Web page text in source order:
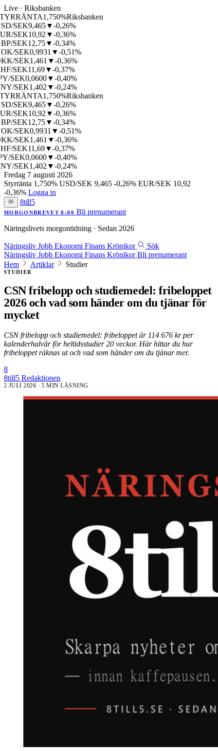
Live · Riksbanken
1,750%Riksbanken
SEK9,465▼-0,26%
SEK10,92▼-0,36%
SEK12,75▼-0,34%
SEK0,9931▼-0,51%
SEK1,461▼-0,36%
SEK11,69▼-0,37%
SEK0,0600▼-0,40%
SEK1,402▼-0,24%
1,750%Riksbanken
SEK9,465▼-0,26%
SEK10,92▼-0,36%
SEK12,75▼-0,34%
SEK0,9931▼-0,51%
SEK1,461▼-0,36%
SEK11,69▼-0,37%
SEK0,0600▼-0,40%
SEK1,402▼-0,24%
Fredag 7 augusti 2026
Styrränta 1,750% USD/SEK 9,465 -0,26% EUR/SEK 10,92
-0,36% Logga in
8till5
MORGONBREVET 8:00 Bli prenumerant
Näringslivets morgontidning · Sedan 2026
Näringsliv Jobb Ekonomi Finans Krönikor
Sök
Näringsliv Jobb Ekonomi Finans KrönikorBli prenumerant
Hem
Artiklar Studier
STUDIER
CSN fribelopp och studiemedel: fribeloppet
2026 och vad som händer om du tjänar för
mycket
CSN fribelopp och studiemedel: fribeloppet är 114 676 kr per
kalenderhalvår för heltidsstudier 20 veckor. Här hittar du hur
fribeloppet räknas ut och vad som händer om du tjänar mer.
8
8till5 Redaktionen
2 JULI 2026 · 5 MIN LÄSNING